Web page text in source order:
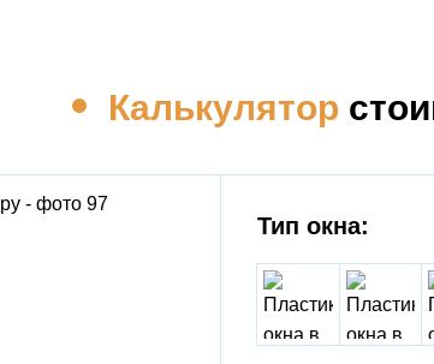
Калькулятор
Тип окна: